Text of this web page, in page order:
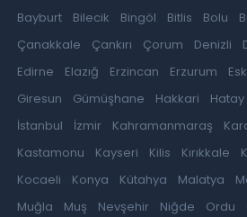
Bayburt
Bilecik Bingöl Bitlis Bolu
Çanakkale
Çankırı Çorum Denizli
Edirne
Elazığ Erzincan Erzurum
Giresun
Gümüşhane Hakkari Hatay
İstanbul
İzmir Kahramanmaraş
Kastamonu
Kayseri Kilis Kırıkkale
Kocaeli
Konya Kütahya Malatya
Muğla
Muş Nevşehir Niğde Ordu